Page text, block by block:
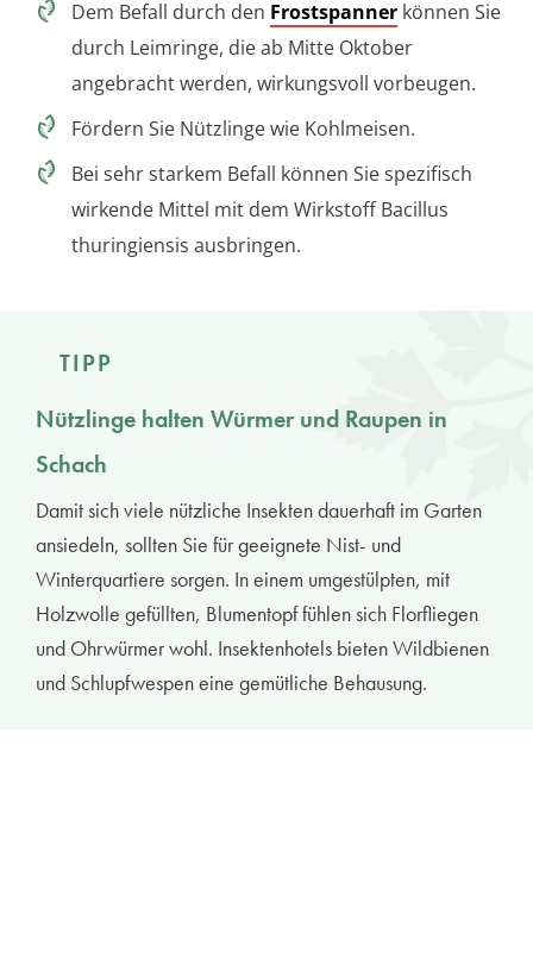
Dem Befall durch den Frostspanner können Sie
durch Leimringe, die ab Mitte Oktober
angebracht werden, wirkungsvoll vorbeugen.
Fördern Sie Nützlinge wie Kohlmeisen.
Bei sehr starkem Befall können Sie spezifisch
wirkende Mittel mit dem Wirkstoff Bacillus
thuringiensis ausbringen.
TIPP
Nützlinge halten Würmer und Raupen in
Schach
Damit sich viele nützliche Insekten dauerhaft im Garten
ansiedeln, sollten Sie für geeignete Nist- und
Winterquartiere sorgen. In einem umgestülpten, mit
Holzwolle gefüllten, Blumentopf fühlen sich Florfliegen
und Ohrwürmer wohl. Insektenhotels bieten Wildbienen
und Schlupfwespen eine gemütliche Behausung.